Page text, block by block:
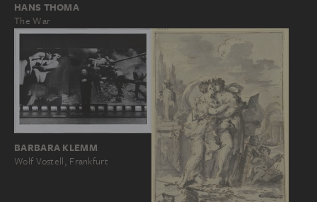
HANS THOMA
The War
BARBARA KLEMM
Wolf Vostell, Frankfurt